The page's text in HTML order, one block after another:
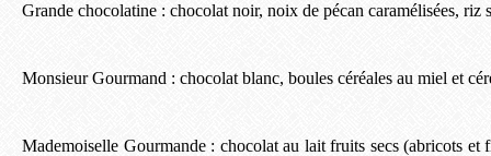
Grande chocolatine : chocolat noir, noix de pécan caramélisées, riz
Monsieur Gourmand : chocolat blanc, boules céréales au miel et
Mademoiselle Gourmande : chocolat au lait fruits secs (abricots et